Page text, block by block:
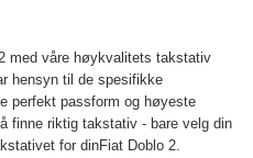
med våre høykvalitets takstativ
hensyn til de spesifikke
perfekt passform og høyeste
finne riktig takstativ - bare velg din
for dinFiat Doblo 2.